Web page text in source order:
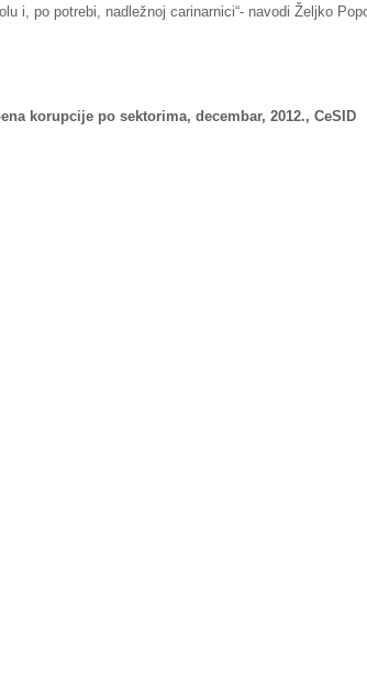
i, po potrebi, nadležnoj carinarnici“- navodi Željko
korupcije po sektorima, decembar, 2012., CeSID